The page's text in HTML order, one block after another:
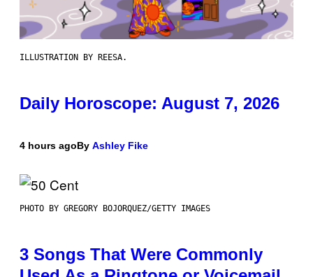
ILLUSTRATION BY REESA.
Daily Horoscope: August 7, 2026
4 hours agoBy Ashley Fike
PHOTO BY GREGORY BOJORQUEZ/GETTY IMAGES
3 Songs That Were Commonly